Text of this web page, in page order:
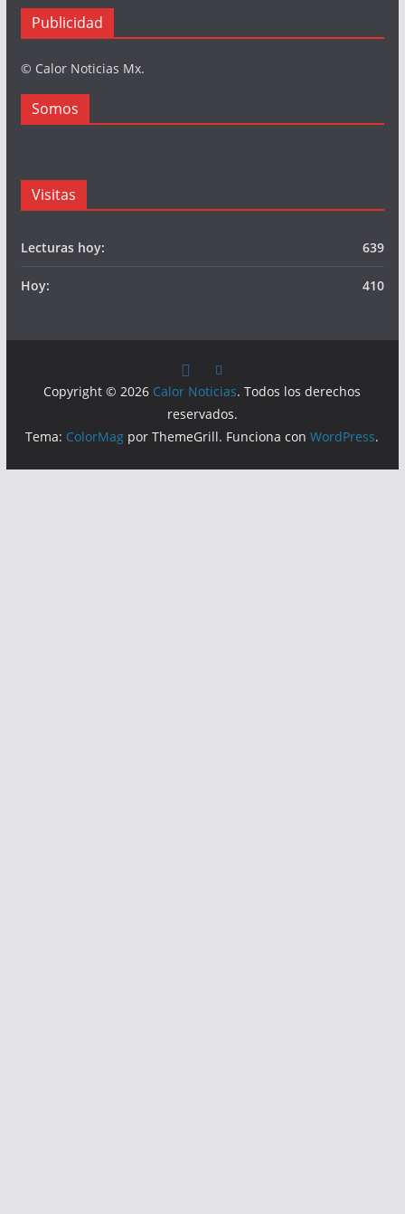
Publicidad
© Calor Noticias Mx.
Somos
Visitas
639
Lecturas hoy:
410
Hoy:
Copyright © 2026 Calor Noticias. Todos los derechos
reservados.
Tema: ColorMag por ThemeGrill. Funciona conWordPress.